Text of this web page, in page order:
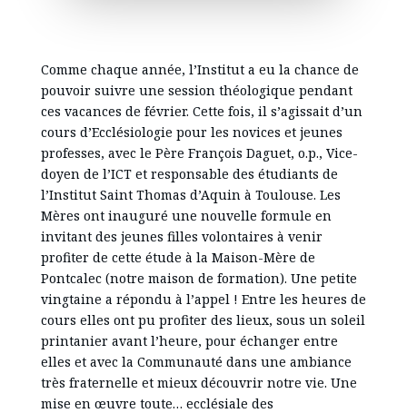
Comme chaque année, l’Institut a eu la chance de
pouvoir suivre une session théologique pendant
ces vacances de février. Cette fois, il s’agissait d’un
cours d’Ecclésiologie pour les novices et jeunes
professes, avec le Père François Daguet, o.p., Vice-
doyen de l’ICT et responsable des étudiants de
l’Institut Saint Thomas d’Aquin à Toulouse. Les
Mères ont inauguré une nouvelle formule en
invitant des jeunes filles volontaires à venir
profiter de cette étude à la Maison-Mère de
Pontcalec (notre maison de formation). Une petite
vingtaine a répondu à l’appel ! Entre les heures de
cours elles ont pu profiter des lieux, sous un soleil
printanier avant l’heure, pour échanger entre
elles et avec la Communauté dans une ambiance
très fraternelle et mieux découvrir notre vie. Une
mise en œuvre toute… ecclésiale des